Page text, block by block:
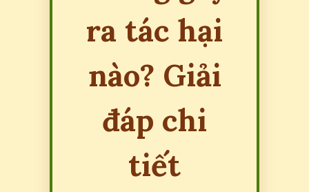
ra tác hại
nào? Giải
đáp chi
tiết